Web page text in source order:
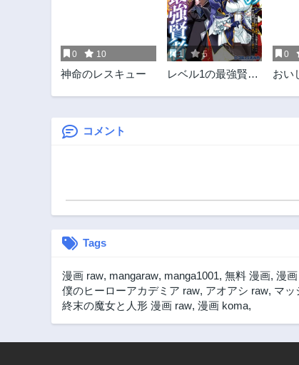
0 10
神命のレスキュー
1 5
レベル1の最強賢
いけど、神の勘違
0
おい
コメント
Tags
漫画 raw, mangaraw, manga1001, 無料 漫画, 漫
僕のヒーローアカデミア raw, アオアシ raw, マッ
終末の魔女と人形 漫画 raw, 漫画 koma,